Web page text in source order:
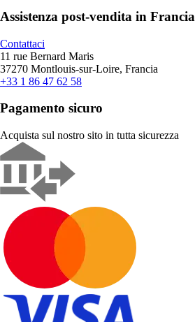
Assistenza post-vendita in Francia
Contattaci
11 rue Bernard Maris
37270 Montlouis-sur-Loire, Francia
+33 1 86 47 62 58
Pagamento sicuro
Acquista sul nostro sito in tutta sicurezza